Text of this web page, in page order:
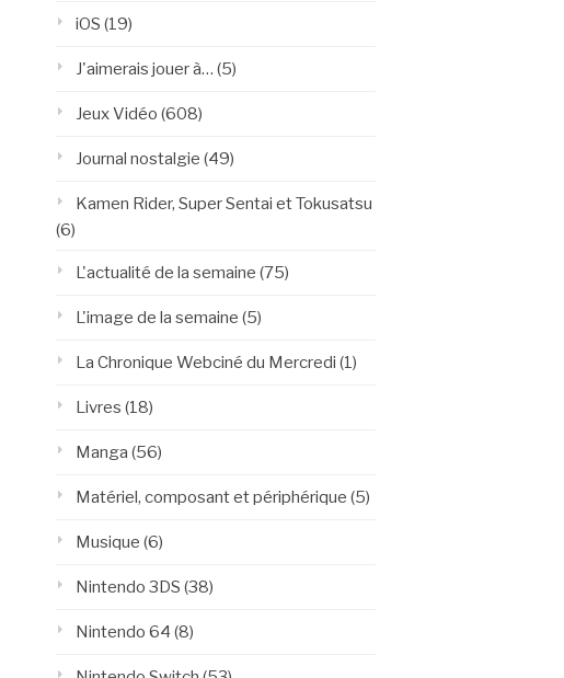
iOS (19)
J'aimerais jouer à… (5)
Jeux Vidéo (608)
Journal nostalgie (49)
Kamen Rider, Super Sentai et Tokusatsu
(6)
L'actualité de la semaine (75)
L'image de la semaine (5)
La Chronique Webciné du Mercredi (1)
Livres (18)
Manga (56)
Matériel, composant et périphérique (5)
Musique (6)
Nintendo 3DS (38)
Nintendo 64 (8)